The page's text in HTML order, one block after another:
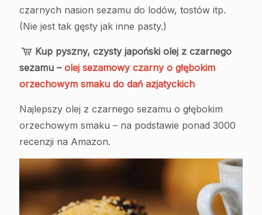
czarnych nasion sezamu do lodów, tostów itp.
(Nie jest tak gęsty jak inne pasty.)
Kup pyszny, czysty japoński olej z czarnego
sezamu – olej sezamowy czarny o głębokim
orzechowym smaku do dań azjatyckich
Najlepszy olej z czarnego sezamu o głębokim
orzechowym smaku – na podstawie ponad 3000
recenzji na Amazon.